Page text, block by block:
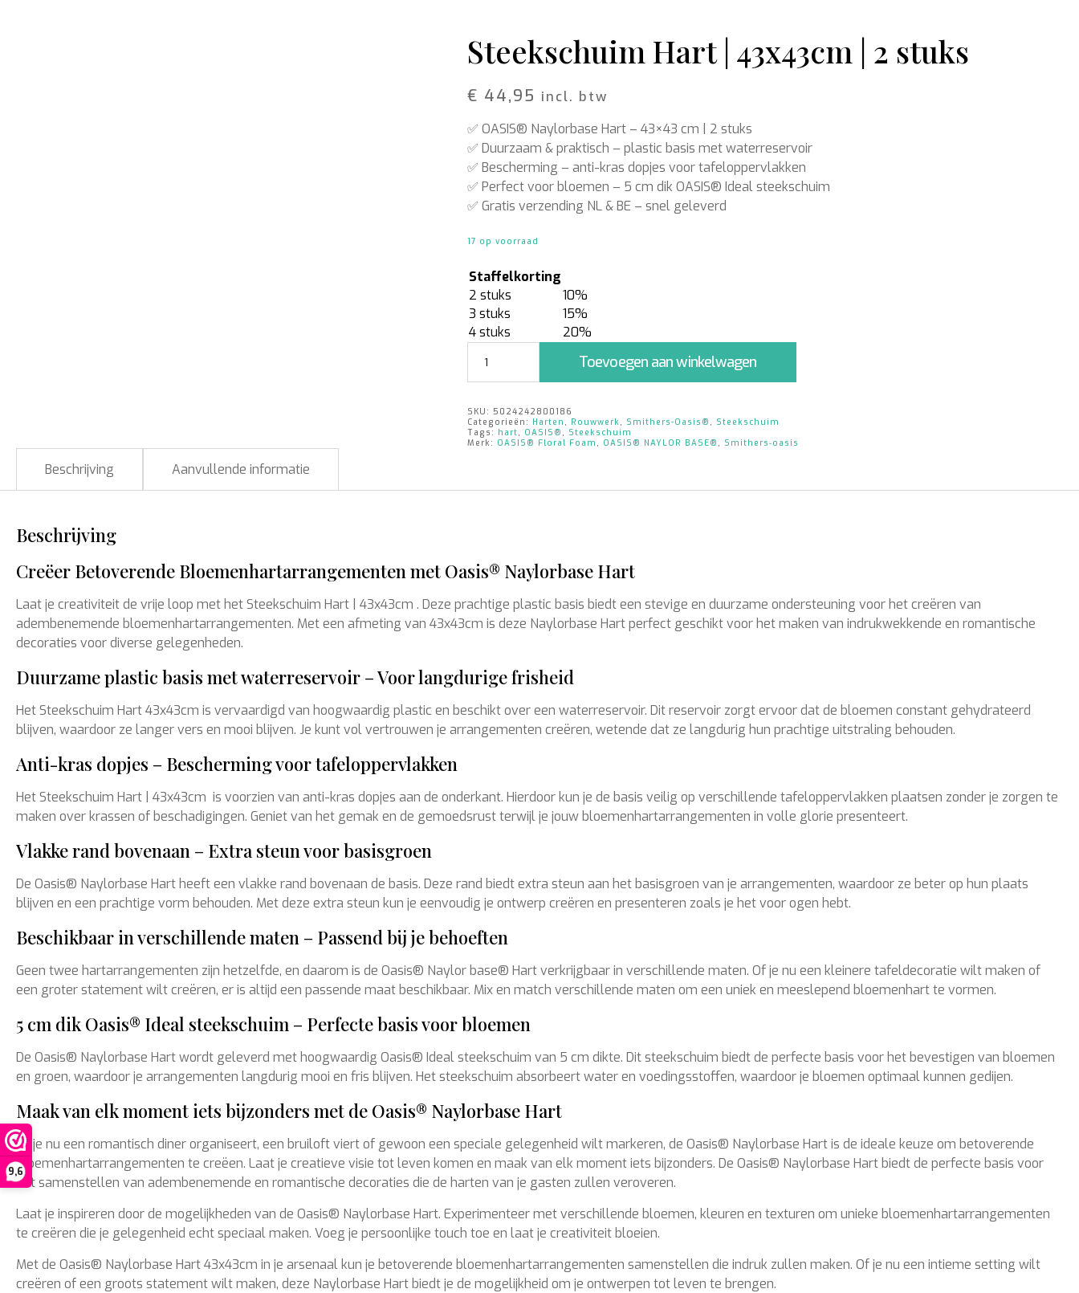
9,6
Wolkoord
VOEDING EN
Bloemen voeding
Schoonmaak artikelen
Steekschuim Hart | 43x43cm | 2 stuks
€ 44,95 incl. btw
✅ OASIS® Naylorbase Hart– 43×43 cm | 2 stuks
✅ Duurzaam & praktisch – plastic basis met waterreservoir
✅ Bescherming – anti-kras dopjes voor tafeloppervlakken
✅ Perfect voor bloemen – 5 cm dik OASIS® Ideal steekschuim
✅ Gratis verzending NL & BE– snel geleverd
17 op voorraad
Staffelkorting
2 stuks
10%
3 stuks
15%
4 stuks
20%
Hart
|
|
2
stuks
Toevoegen aan winkelwagen
SKU: 5024242800186
Categorieën: Harten , Rouwwerk, Smithers-Oasis® , Steekschuim
Tags: hart, OASIS® , Steekschuim
Merk: OASIS® Floral Foam , OASIS® NAYLOR BASE® , Smithers‑oasis
Beschrijving Aanvullende informatie
Beschrijving
Creëer Betoverende Bloemenhartarrangementen met Oasis® Naylorbase Hart
Laat je creativiteit de vrije loop met het Steekschuim Hart | 43x43cm . Deze prachtige plastic basis biedt een stevige en duurzame ondersteuning voor het creëren van
adembenemende bloemenhartarrangementen. Met een afmeting van 43x43cm is deze Naylorbase Hart perfect geschikt voor het maken van indrukwekkende en romantische
decoraties voor diverse gelegenheden.
Duurzame plastic basis met waterreservoir – Voor langdurige frisheid
Het Steekschuim Hart 43x43cm is vervaardigd van hoogwaardig plastic en beschikt over een waterreservoir. Dit reservoir zorgt ervoor dat de bloemen constant gehydrateerd
blijven, waardoor ze langer vers en mooi blijven. Je kunt vol vertrouwen je arrangementen creëren, wetende dat ze langdurig hun prachtige uitstraling behouden.
Anti-kras dopjes – Bescherming voor tafeloppervlakken
Het Steekschuim Hart | 43x43cm is voorzien van anti-kras dopjes aan de onderkant. Hierdoor kun je de basis veilig op verschillende tafeloppervlakken plaatsen zonder je zorgen te
maken over krassen of beschadigingen. Geniet van het gemak en de gemoedsrust terwijl je jouw bloemenhartarrangementen in volle glorie presenteert.
Vlakke rand bovenaan – Extra steun voor basisgroen
De Oasis® Naylorbase Hart heeft een vlakke rand bovenaan de basis. Deze rand biedt extra steun aan het basisgroen van je arrangementen, waardoor ze beter op hun plaats
blijven en een prachtige vorm behouden. Met deze extra steun kun je eenvoudig je ontwerp creëren en presenteren zoals je het voor ogen hebt.
Beschikbaar in verschillende maten – Passend bij je behoeften
Geen twee hartarrangementen zijn hetzelfde, en daarom is de Oasis® Naylor base® Hart verkrijgbaar in verschillende maten. Of je nu een kleinere tafeldecoratie wilt maken of
een groter statement wilt creëren, er is altijd een passende maat beschikbaar. Mix en match verschillende maten om een uniek en meeslepend bloemenhart te vormen.
5 cm dik Oasis® Ideal steekschuim – Perfecte basis voor bloemen
De Oasis® Naylorbase Hart wordt geleverd met hoogwaardig Oasis® Ideal steekschuim van 5 cm dikte. Dit steekschuim biedt de perfecte basis voor het bevestigen van bloemen
en groen, waardoor je arrangementen langdurig mooi en fris blijven. Het steekschuim absorbeert water en voedingsstoffen, waardoor je bloemen optimaal kunnen gedijen.
Maak van elk moment iets bijzonders met de Oasis® Naylorbase Hart
Of je nu een romantisch diner organiseert, een bruiloft viert of gewoon een speciale gelegenheid wilt markeren, de Oasis® Naylorbase Hart is de ideale keuze om betoverende
bloemenhartarrangementen te creëen. Laat je creatieve visie tot leven komen en maak van elk moment iets bijzonders. De Oasis® Naylorbase Hart biedt de perfecte basis voor
het samenstellen van adembenemende en romantische decoraties die de harten van je gasten zullen veroveren.
Laat je inspireren door de mogelijkheden van de Oasis® Naylorbase Hart. Experimenteer met verschillende bloemen, kleuren en texturen om unieke bloemenhartarrangementen
te creëren die je gelegenheid echt speciaal maken. Voeg je persoonlijke touch toe en laat je creativiteit bloeien.
Met de Oasis® Naylorbase Hart 43x43cm in je arsenaal kun je betoverende bloemenhartarrangementen samenstellen die indruk zullen maken. Of je nu een intieme setting wilt
creëren of een groots statement wilt maken, deze Naylorbase Hart biedt je de mogelijkheid om je ontwerpen tot leven te brengen.